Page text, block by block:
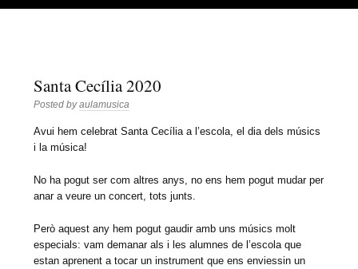
Santa Cecília 2020
Posted byaulamusica
Avui hem celebrat Santa Cecília a l’escola, el dia dels músics
i la música!
No ha pogut ser com altres anys, no ens hem pogut mudar per
anar a veure un concert, tots junts.
Però aquest any hem pogut gaudir amb uns músics molt
especials: vam demanar als i les alumnes de l’escola que
estan aprenent a tocar un instrument que ens enviessin un